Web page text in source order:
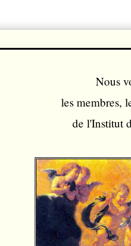
Nous
les membres,
de l'Institut